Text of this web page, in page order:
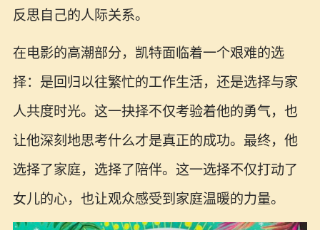
反思自己的人际关系。
在电影的高潮部分，凯特面临着一个艰难的选
择：是回归以往繁忙的工作生活，还是选择与家
人共度时光。这一抉择不仅考验着他的勇气，也
让他深刻地思考什么才是真正的成功。最终，他
选择了家庭，选择了陪伴。这一选择不仅打动了
女儿的心，也让观众感受到家庭温暖的力量。